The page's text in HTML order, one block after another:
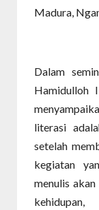
Madura,
Dalam
Hamidulloh
literasi
setelah
kegiatan
menulis